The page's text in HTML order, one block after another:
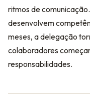
ritmos de
desenvolvem
meses, a delegação
colaboradores
responsabilidades.